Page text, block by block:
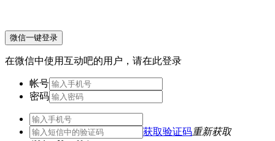
微信一键登录
在微信中使用互动吧的用户，请在此登录
帐号
密码
获取验证码重新获取